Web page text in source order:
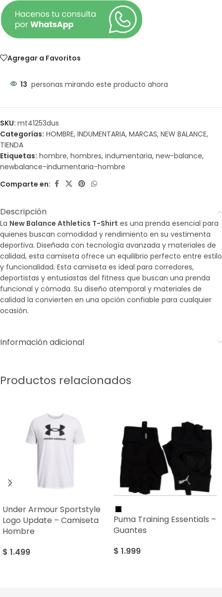
Agregar a Favoritos
13 personas mirando este producto ahora
SKU: mt41253dus
Categorías: HOMBRE, INDUMENTARIA, MARCAS, NEW BALANCE,
TIENDA
Etiquetas: hombre, hombres, indumentaria, new-balance,
newbalance-indumentaria-hombre
Comparte en:
Descripción
La New Balance Athletics T-Shirt es una prenda esencial para
quienes buscan comodidad y rendimiento en su vestimenta
deportiva. Diseñada con tecnología avanzada y materiales de
calidad, esta camiseta ofrece un equilibrio perfecto entre estilo
y funcionalidad. Esta camiseta es ideal para corredores,
deportistas y entusiastas del fitness que buscan una prenda
funcional y cómoda. Su diseño atemporal y materiales de
calidad la convierten en una opción confiable para cualquier
ocasión.
Información adicional
Productos relacionados
Under Armour Sportstyle
Logo Update – Camiseta
Hombre
$ 1.499
Puma Training Essentials –
Guantes
$ 1.999